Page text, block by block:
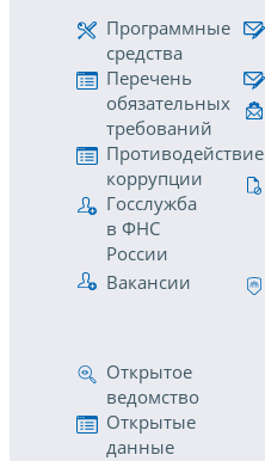
Программные
средства
Перечень
обязательных
требований
Противодействие
коррупции
Госслужба
в ФНС
России
Вакансии
Открытое
ведомство
Открытые
данные